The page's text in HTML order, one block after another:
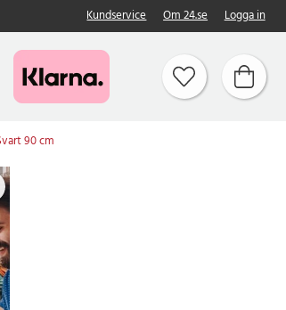
Kundservice Om 24.se Logga in
90 cm